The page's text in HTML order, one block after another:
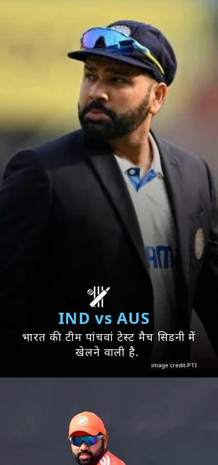
image credit-PTI
IND vs AUS
भारत की टीम पांचवां टेस्ट मैच सिडनी में
खेलने वाली है.